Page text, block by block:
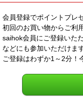
会員登録でポイントプレ
初回のお買い物からご利
saihok会員にご登録いた
などにも参加いただけます
ご登録はわずか1～2分！